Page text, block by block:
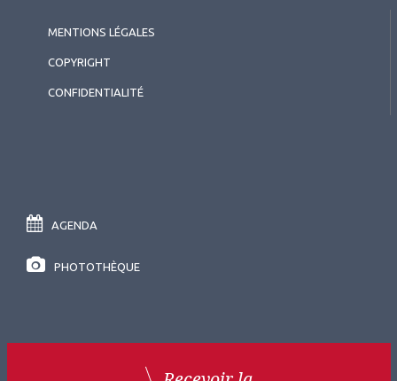
MENTIONS LÉGALES
COPYRIGHT
CONFIDENTIALITÉ
AGENDA
PHOTOTHÈQUE